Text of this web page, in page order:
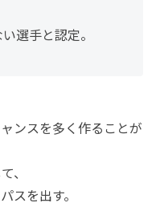
選手と認定。
ンスを多く作ることが
、
スを出す。